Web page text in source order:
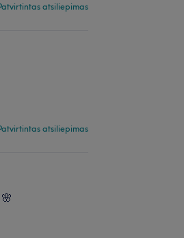
atsiliepimas
atsiliepimas